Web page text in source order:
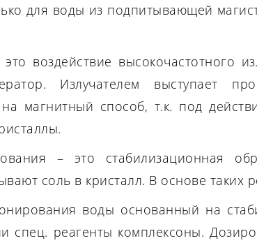
для воды из подпитывающей
воздействие высокочастотного
Излучателем выступает
магнитный способ, т.к. под
– это стабилизационная
соль в кристалл. В основе таких
воды основанный на
спец. реагенты комплексоны.